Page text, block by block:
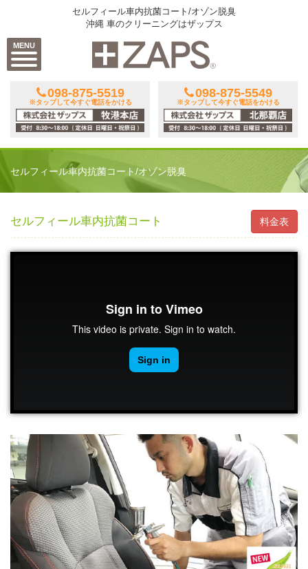
MENU
セルフィール車内抗菌コート/オゾン脱臭
沖縄 車のクリーニングはザップス
098-875-5519
※タップして今すぐ電話をかける
098-875-5549
※タップして今すぐ電話をかける
セルフィール車内抗菌コート/オゾン脱臭
セルフィール車内抗菌コート 料金表